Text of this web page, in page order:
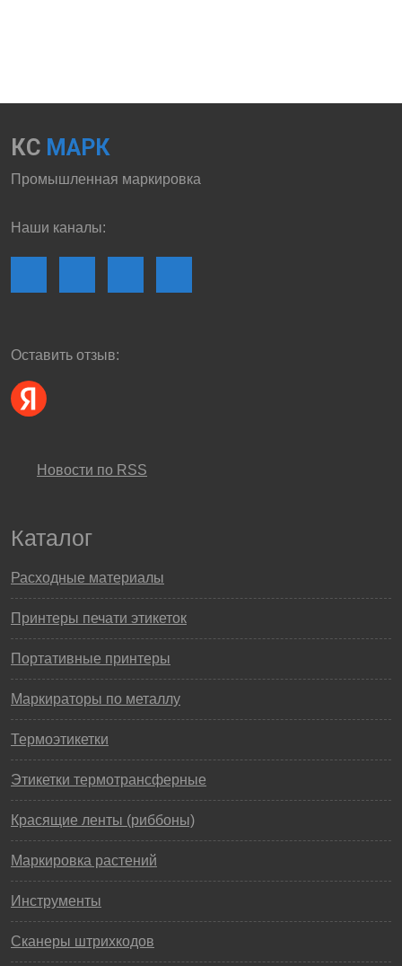
КС МАРК
Промышленная маркировка
Наши каналы:
Оставить отзыв:
Новости по RSS
Каталог
Расходные материалы
Принтеры печати этикеток
Портативные принтеры
Маркираторы по металлу
Термоэтикетки
Этикетки термотрансферные
Красящие ленты (риббоны)
Маркировка растений
Инструменты
Сканеры штрихкодов